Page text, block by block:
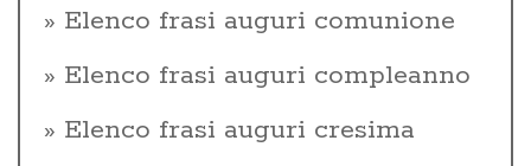
Elenco frasi auguri comunione
Elenco frasi auguri compleanno
Elenco frasi auguri cresima